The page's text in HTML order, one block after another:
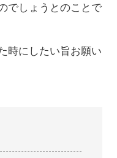
でしょうとのことで
時にしたい旨お願い